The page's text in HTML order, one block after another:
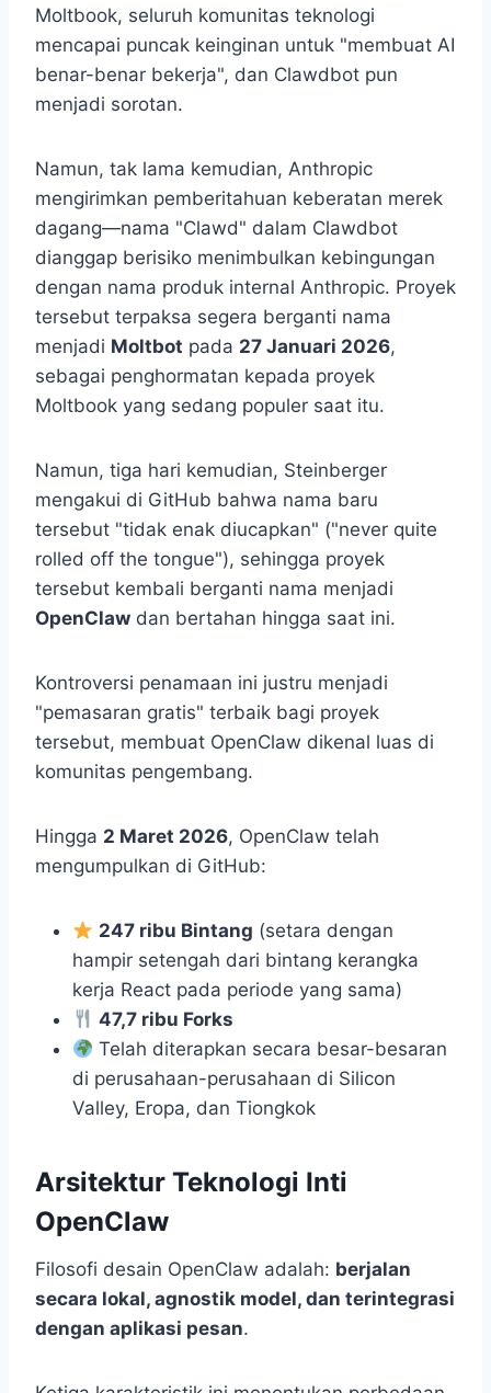
Moltbook, seluruh komunitas teknologi
mencapai puncak keinginan untuk "membuat AI
benar-benar bekerja", dan Clawdbot pun
menjadi sorotan.
Namun, tak lama kemudian, Anthropic
mengirimkan pemberitahuan keberatan merek
dagang—nama "Clawd" dalam Clawdbot
dianggap berisiko menimbulkan kebingungan
dengan nama produk internal Anthropic. Proyek
tersebut terpaksa segera berganti nama
menjadi Moltbot pada 27 Januari 2026,
sebagai penghormatan kepada proyek
Moltbook yang sedang populer saat itu.
Namun, tiga hari kemudian, Steinberger
mengakui di GitHub bahwa nama baru
tersebut "tidak enak diucapkan" ("never quite
rolled off the tongue"), sehingga proyek
tersebut kembali berganti nama menjadi
OpenClaw dan bertahan hingga saat ini.
Kontroversi penamaan ini justru menjadi
"pemasaran gratis" terbaik bagi proyek
tersebut, membuat OpenClaw dikenal luas di
komunitas pengembang.
Hingga 2 Maret 2026, OpenClaw telah
mengumpulkan di GitHub:
247 ribu Bintang (setara dengan
hampir setengah dari bintang kerangka
kerja React pada periode yang sama)
47,7 ribu Forks
Telah diterapkan secara besar-besaran
di perusahaan-perusahaan di Silicon
Valley, Eropa, dan Tiongkok
Arsitektur Teknologi Inti
OpenClaw
Filosofi desain OpenClaw adalah: berjalan
secara lokal, agnostik model, dan terintegrasi
dengan aplikasi pesan.